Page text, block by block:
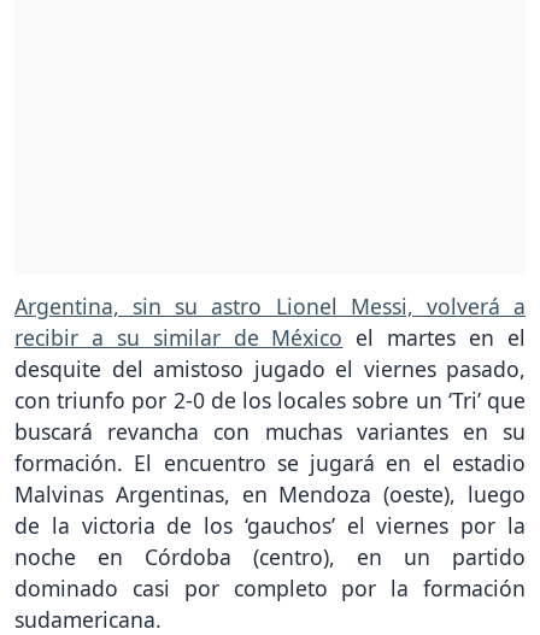
Argentina, sin su astro Lionel Messi, volverá a
recibir a su similar de México el martes en el
desquite del amistoso jugado el viernes pasado,
con triunfo por 2-0 de los locales sobre un ‘Tri’ que
buscará revancha con muchas variantes en su
formación. El encuentro se jugará en el estadio
Malvinas Argentinas, en Mendoza (oeste), luego
de la victoria de los ‘gauchos’ el viernes por la
noche en Córdoba (centro), en un partido
dominado casi por completo por la formación
sudamericana.